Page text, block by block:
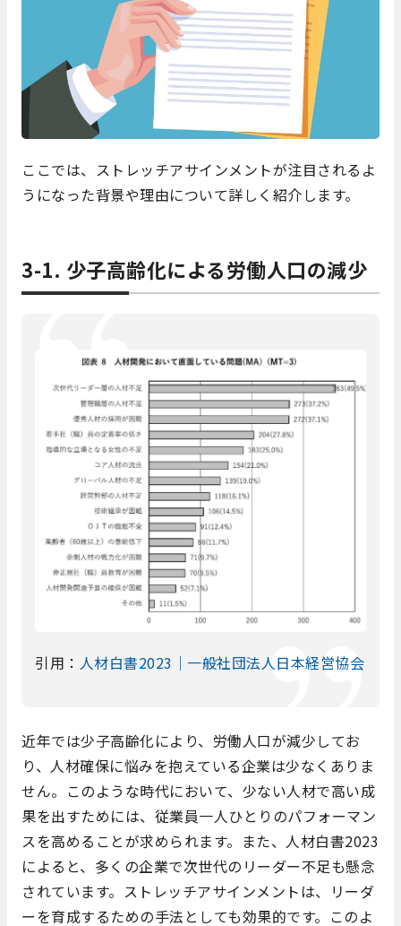
ここでは、ストレッチアサインメントが注目されるよ
うになった背景や理由について詳しく紹介します。
3-1. 少子高齢化による労働人口の減少
引用： 人材白書2023｜一般社団法人日本経営協会
近年では少子高齢化により、労働人口が減少してお
り、人材確保に悩みを抱えている企業は少なくありま
せん。このような時代において、少ない人材で高い成
果を出すためには、従業員一人ひとりのパフォーマン
スを高めることが求められます。また、人材白書2023
によると、多くの企業で次世代のリーダー不足も懸念
されています。ストレッチアサインメントは、リーダ
ーを育成するための手法としても効果的です。このよ